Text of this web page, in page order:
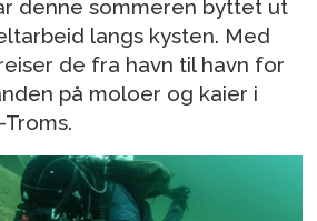
denne sommeren byttet ut
langs kysten. Med
de fra havn til havn for
på moloer og kaier i